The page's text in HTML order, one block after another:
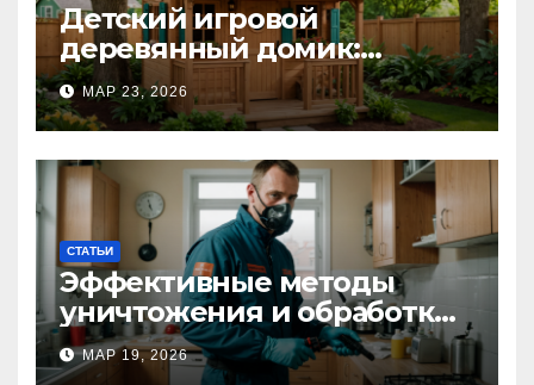
Детский игровой
деревянный домик:
волшебное пространство
для самых маленьких от
Kastum
МАР 23, 2026
СТАТЬИ
Эффективные методы
уничтожения и обработки
тараканов в Москве:
профессиональный подход
МАР 19, 2026